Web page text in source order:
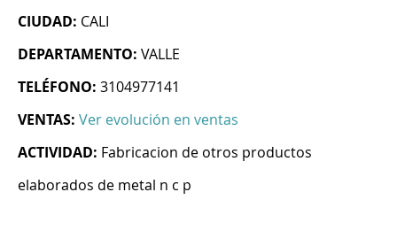
CIUDAD: CALI
DEPARTAMENTO: VALLE
TELÉFONO: 3104977141
VENTAS: Ver evolución en ventas
ACTIVIDAD: Fabricacion de otros productos
elaborados de metal n c p